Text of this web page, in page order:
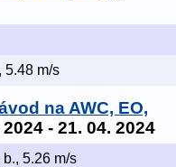
5.48 m/s
na AWC, EO,
2024 - 21. 04. 2024
b., 5.26 m/s